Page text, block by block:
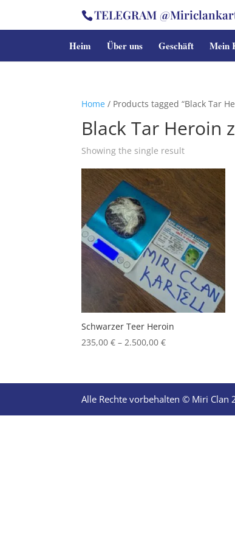
TELEGRAM
Heim Über uns Geschäft Mein
Home / Products tagged “Black Tar
Black Tar Heroin
Showing the single result
Schwarzer Teer Heroin
235,00€ – 2.500,00€Price
through
2.500,00 €
Alle Rechte vorbehalten © Miri Clan